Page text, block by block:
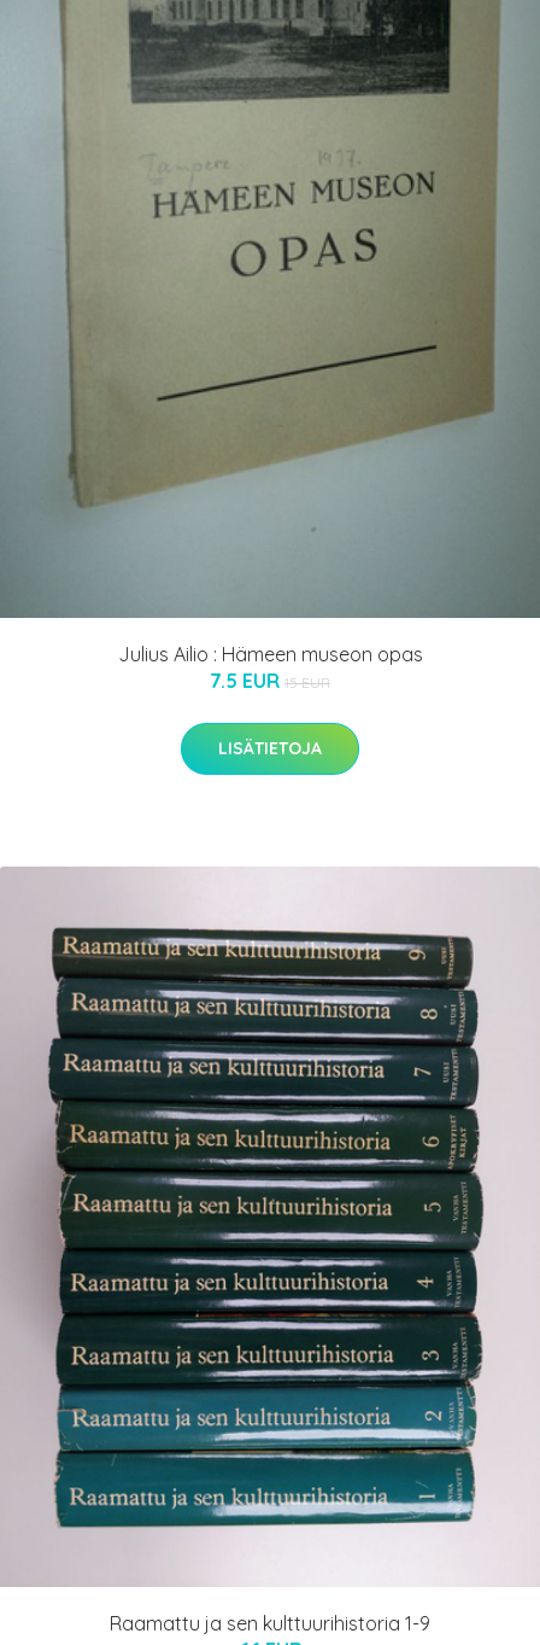
Julius Ailio : Hämeen museon opas
7.5 EUR 15 EUR
LISÄTIETOJA
Raamattu ja sen kulttuurihistoria 1-9